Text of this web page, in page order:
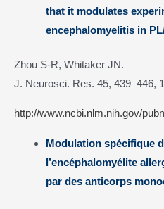
that it modulates
encephalomyelitis in
Zhou S-R, Whitaker JN.
J. Neurosci. Res. 45, 439–446,
http://www.ncbi.nlm.nih.gov/
Modulation spécifique
l’encéphalomyélite
par des anticorps